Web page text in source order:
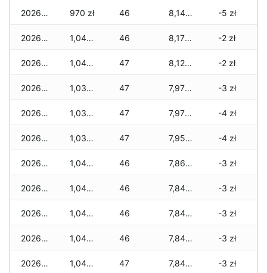
2026-07-06 970 zł 46 8,145 zł -5 zł
2026-07-05 1,040 zł 46 8,170 zł -2 zł
2026-07-04 1,040 zł 47 8,125 zł -2 zł
2026-07-03 1,030 zł 47 7,975 zł -3 zł
2026-07-02 1,030 zł 47 7,975 zł -4 zł
2026-07-01 1,030 zł 47 7,955 zł -4 zł
2026-06-30 1,045 zł 46 7,865 zł -3 zł
2026-06-28 1,045 zł 46 7,840 zł -3 zł
2026-06-27 1,045 zł 46 7,840 zł -3 zł
2026-06-26 1,045 zł 46 7,840 zł -3 zł
2026-06-25 1,045 zł 47 7,840 zł -3 zł